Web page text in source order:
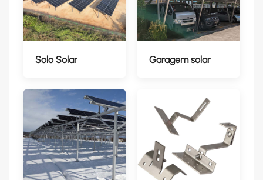
Solo Solar Garagem solar